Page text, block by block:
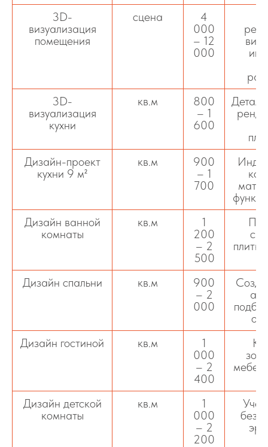
3D-
визуализация
помещения
сцена
4
000
– 12
000
3D-
визуализация
кухни
кв.м
800
– 1
600
Дизайн-проект
кухни 9 м²
кв.м
900
– 1
700
Дизайн ванной
комнаты
кв.м
1
200
– 2
500
Дизайн спальни
кв.м
900
– 2
000
Дизайн гостиной
кв.м
1
000
– 2
400
Дизайн детской
комнаты
кв.м
1
000
– 2
200